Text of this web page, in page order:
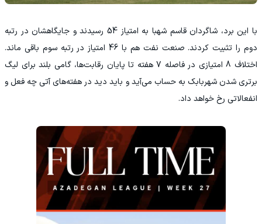
با این برد، شاگردان قاسم شهبا به امتیاز 54 رسیدند و جایگاهشان در رتبه
دوم را تثبیت کردند. صنعت نفت هم با 46 امتیاز در رتبه سوم باقی ماند.
اختلاف 8 امتیازی در فاصله 7 هفته تا پایان رقابت‌ها، گامی بلند برای لیگ
برتری شدن شهربابک به حساب می‌آید و باید دید در هفته‌های آتی چه فعل و
انفعالاتی رخ خواهد داد.